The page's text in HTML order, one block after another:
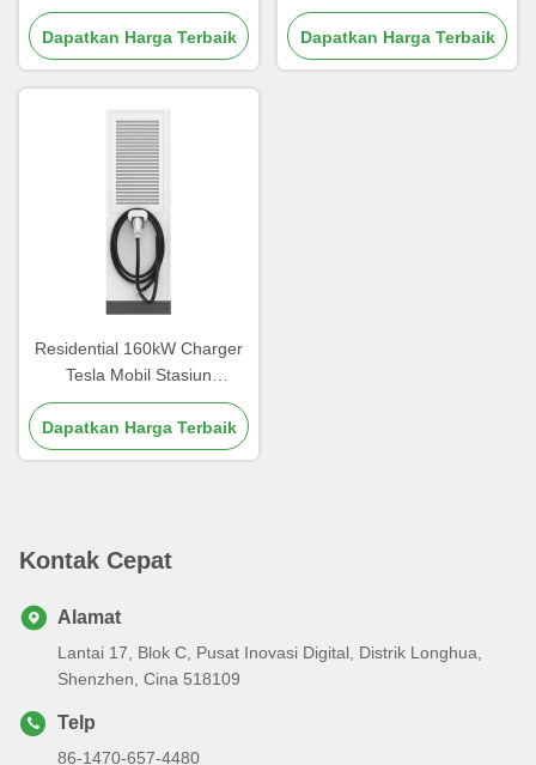
daya Precision Welding
Dapatkan Harga Terbaik
Box Charging Station
Dapatkan Harga Terbaik
Residential 160kW Charger
Tesla Mobil Stasiun
pengisian daya Dustproof
Dapatkan Harga Terbaik
Kontak Cepat
Alamat
Lantai 17, Blok C, Pusat Inovasi Digital, Distrik Longhua,
Shenzhen, Cina 518109
Telp
86-1470-657-4480